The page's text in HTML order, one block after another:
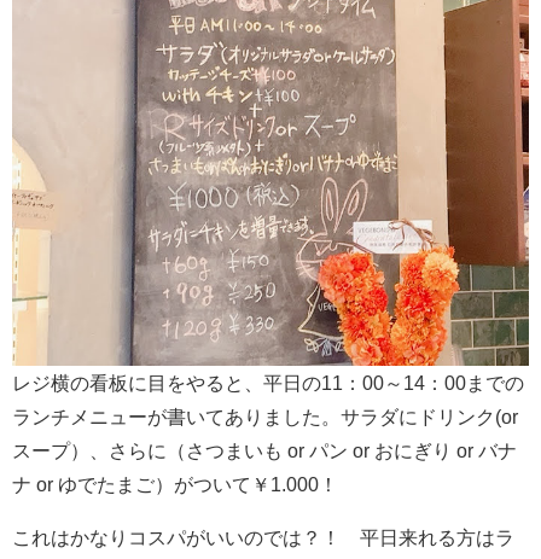
レジ横の看板に目をやると、平日の11：00～14：00までの
ランチメニューが書いてありました。サラダにドリンク(or
スープ）、さらに（さつまいも or パン or おにぎり or バナ
ナ or ゆでたまご）がついて￥1.000！
これはかなりコスパがいいのでは？！ 平日来れる方はラ